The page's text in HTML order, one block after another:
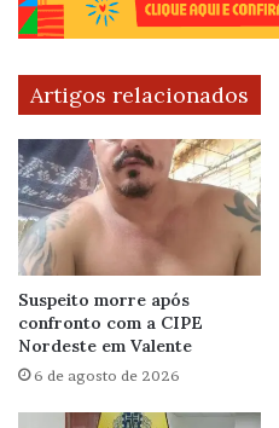
Artigos relacionados
Suspeito morre após
confronto com a CIPE
Nordeste em Valente
6 de agosto de 2026